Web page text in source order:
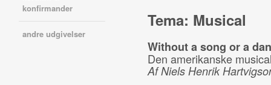
konfirmander
andre udgivelser
Tema: Musical
Without a song or a
Den amerikanske
Af Niels Henrik